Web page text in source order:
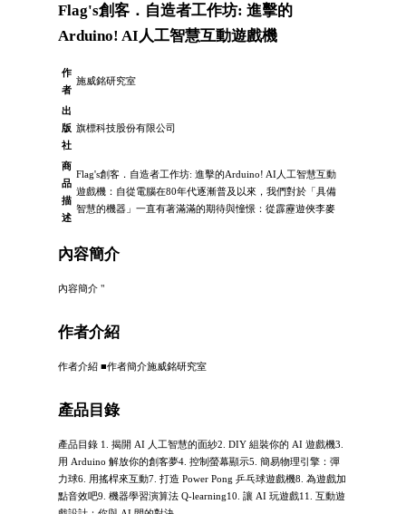
Flag's創客．自造者工作坊: 進擊的
Arduino! AI人工智慧互動遊戲機
作
者
施威銘研究室
出
版
社
旗標科技股份有限公司
商
品
描
述
Flag's創客．自造者工作坊: 進擊的Arduino! AI人工智慧互動
遊戲機：自從電腦在80年代逐漸普及以來，我們對於「具備
智慧的機器」一直有著滿滿的期待與憧憬：從霹靂遊俠李麥
內容簡介
內容簡介 "
作者介紹
作者介紹 ■作者簡介施威銘研究室
產品目錄
產品目錄 1. 揭開 AI 人工智慧的面紗2. DIY 組裝你的 AI 遊戲機3.
用 Arduino 解放你的創客夢4. 控制螢幕顯示5. 簡易物理引擎：彈
力球6. 用搖桿來互動7. 打造 Power Pong 乒乓球遊戲機8. 為遊戲加
點音效吧9. 機器學習演算法 Q-learning10. 讓 AI 玩遊戲11. 互動遊